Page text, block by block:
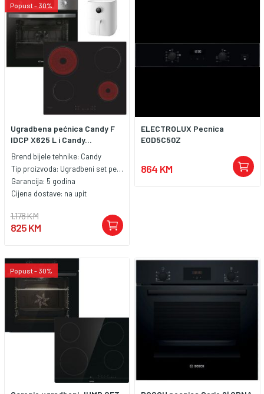
Popust - 30%
Ugradbena pećnica Candy F
IDCP X625 L i Candy...
Brend bijele tehnike: Candy
Tip proizvoda: Ugradbeni set pećnica i ploća
Garancija: 5 godina
Cijena dostave: na upit
1.178 KM
825 KM
ELECTROLUX Pecnica
EOD5C50Z
864 KM
Popust - 30%